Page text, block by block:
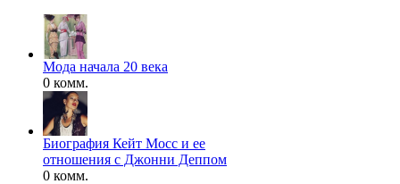
Мода начала 20 века
0 комм.
Биография Кейт Мосс и ее
отношения с Джонни Деппом
0 комм.